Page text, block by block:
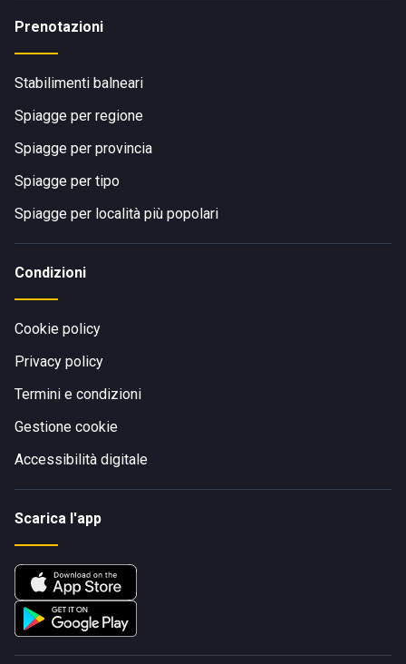
Prenotazioni
Stabilimenti balneari
Spiagge per regione
Spiagge per provincia
Spiagge per tipo
Spiagge per località più popolari
Condizioni
Cookie policy
Privacy policy
Termini e condizioni
Gestione cookie
Accessibilità digitale
Scarica l'app